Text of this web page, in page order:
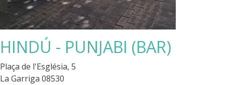
HINDÚ - PUNJABI (BAR)
Plaça de l'Església, 5
La Garriga 08530